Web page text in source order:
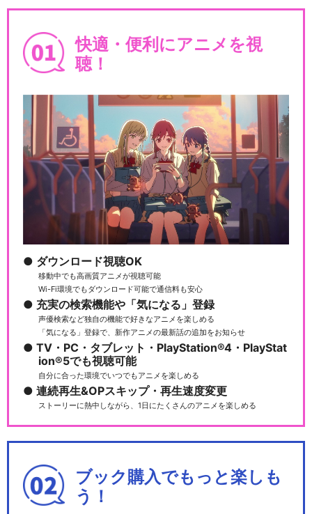
快適・便利にアニメを視
聴！
ダウンロード視聴OK
移動中でも高画質アニメが視聴可能
Wi-Fi環境でもダウンロード可能で通信料も安心
充実の検索機能や「気になる」登録
声優検索など独自の機能で好きなアニメを楽しめる
「気になる」登録で、新作アニメの最新話の追加をお知らせ
TV・PC・タブレット・PlayStation®4・PlayStat
ion®5でも視聴可能
自分に合った環境でいつでもアニメを楽しめる
連続再生&OPスキップ・再生速度変更
ストーリーに熱中しながら、1日にたくさんのアニメを楽しめる
ブック購入でもっと楽しも
う！